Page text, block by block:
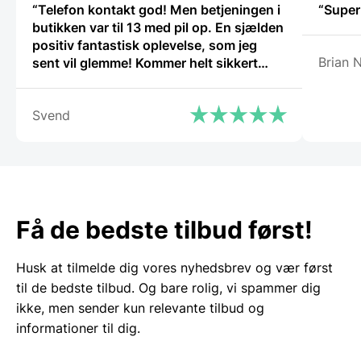
“Telefon kontakt god! Men betjeningen i
butikken var til 13 med pil op. En sjælden
positiv fantastisk oplevelse, som jeg
sent vil glemme! Kommer helt sikkert
Svend
Brian
Få de bedste tilbud først!
Husk at tilmelde dig vores nyhedsbrev og vær først
til de bedste tilbud. Og bare rolig, vi spammer dig
ikke, men sender kun relevante tilbud og
informationer til dig.